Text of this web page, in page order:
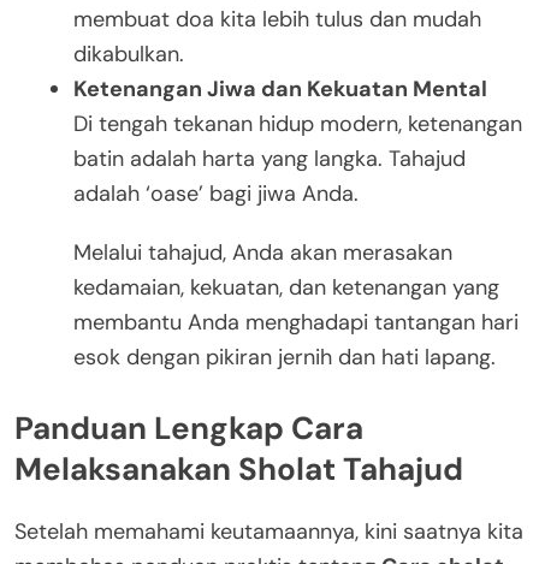
membuat doa kita lebih tulus dan mudah
dikabulkan.
Ketenangan Jiwa dan Kekuatan Mental
Di tengah tekanan hidup modern, ketenangan
batin adalah harta yang langka. Tahajud
adalah ‘oase’ bagi jiwa Anda.
Melalui tahajud, Anda akan merasakan
kedamaian, kekuatan, dan ketenangan yang
membantu Anda menghadapi tantangan hari
esok dengan pikiran jernih dan hati lapang.
Panduan Lengkap Cara
Melaksanakan Sholat Tahajud
Setelah memahami keutamaannya, kini saatnya kita